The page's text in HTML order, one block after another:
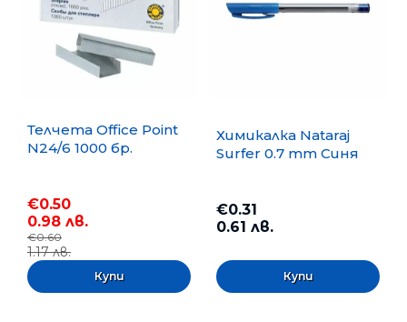
Телчета Office Point
N24/6 1000 бр.
€0.50
0.98 лв.
€0.60
1.17 лв.
Химикалка Nataraj
Surfer 0.7 mm Синя
€0.31
0.61 лв.